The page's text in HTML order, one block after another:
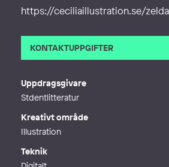
https://ceciliaillustration.se/
KONTAKTUPPGIFTER
Uppdragsgivare
Stdentlitteratur
Kreativt område
Illustration
Teknik